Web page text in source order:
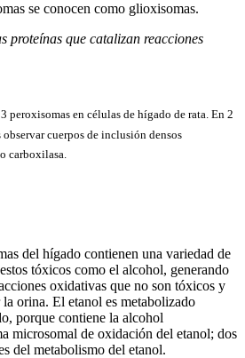
se conocen como glioxisomas.
proteínas que catalizan reacciones
peroxisomas en células de hígado de rata. En 2
cuerpos de inclusión densos
carboxilasa.
del hígado contienen una variedad de
tóxicos como el alcohol, generando
oxidativas que no son tóxicos y
orina. El etanol es metabolizado
porque contiene la alcohol
microsomal de oxidación del etanol; dos
del metabolismo del etanol.